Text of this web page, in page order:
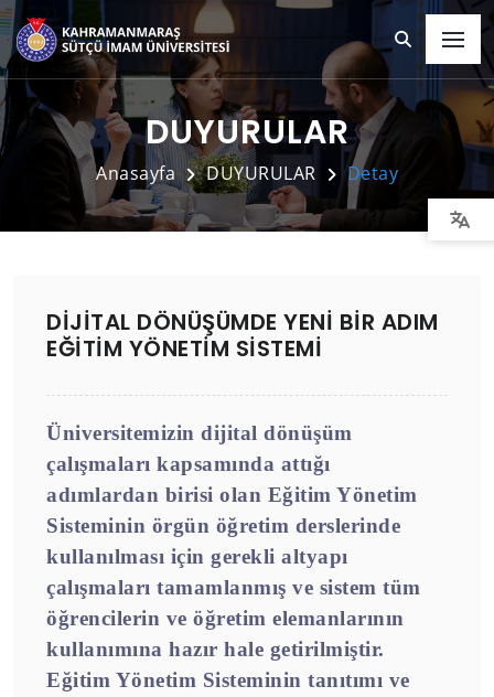
DUYURULAR
Anasayfa DUYURULAR Detay
DİJİTAL DÖNÜŞÜMDE YENİ BİR ADIM
EĞİTİM YÖNETİM SİSTEMİ
Üniversitemizin dijital dönüşüm
çalışmaları kapsamında attığı
adımlardan birisi olan Eğitim Yönetim
Sisteminin örgün öğretim derslerinde
kullanılması için gerekli altyapı
çalışmaları tamamlanmış ve sistem tüm
öğrencilerin ve öğretim elemanlarının
kullanımına hazır hale getirilmiştir.
Eğitim Yönetim Sisteminin tanıtımı ve